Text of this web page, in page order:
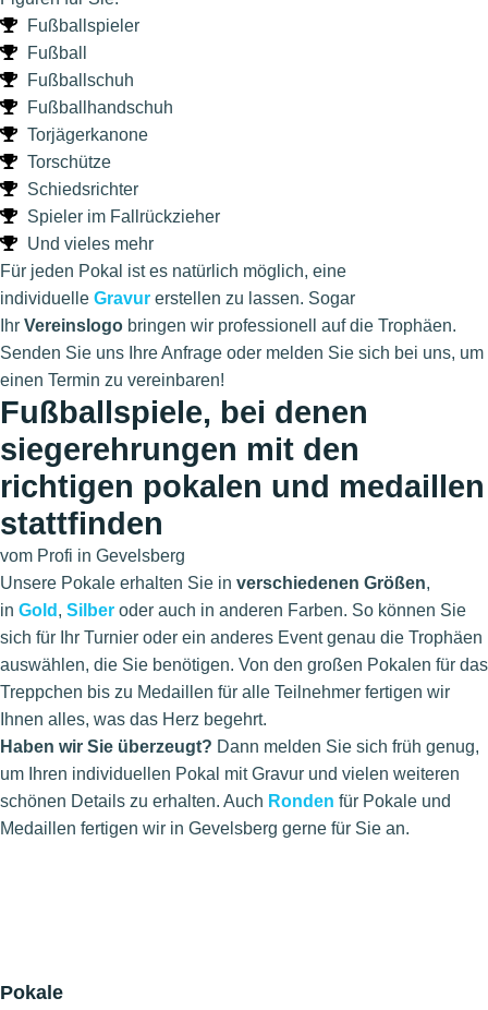
Fußballspieler
Fußball
Fußballschuh
Fußballhandschuh
Torjägerkanone
Torschütze
Schiedsrichter
Spieler im Fallrückzieher
Und vieles mehr
Für jeden Pokal ist es natürlich möglich, eine
individuelle Gravur erstellen zu lassen. Sogar
Ihr Vereinslogo bringen wir professionell auf die Trophäen.
Senden Sie uns Ihre Anfrage oder melden Sie sich bei uns, um
einen Termin zu vereinbaren!
Fußballspiele, bei denen
siegerehrungen mit den
richtigen pokalen und medaillen
stattfinden
vom Profi in Gevelsberg
Unsere Pokale erhalten Sie in verschiedenen Größen,
in Gold , Silber oder auch in anderen Farben. So können Sie
sich für Ihr Turnier oder ein anderes Event genau die Trophäen
auswählen, die Sie benötigen. Von den großen Pokalen für das
Treppchen bis zu Medaillen für alle Teilnehmer fertigen wir
Ihnen alles, was das Herz begehrt.
Haben wir Sie überzeugt? Dann melden Sie sich früh genug,
um Ihren individuellen Pokal mit Gravur und vielen weiteren
schönen Details zu erhalten. Auch Ronden für Pokale und
Medaillen fertigen wir in Gevelsberg gerne für Sie an.
Pokale